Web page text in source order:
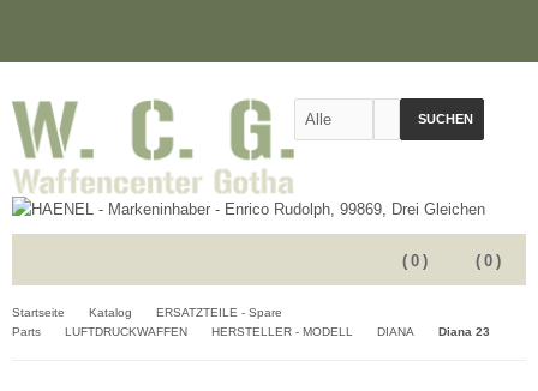
SUCHEN
( 0 )
( 0 )
Startseite Katalog
ERSATZTEILE - Spare
Parts
LUFTDRUCKWAFFEN HERSTELLER - MODELL DIANA Diana 23